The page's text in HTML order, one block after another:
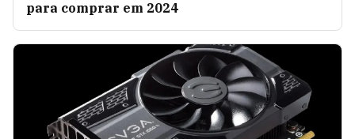
para comprar em 2024